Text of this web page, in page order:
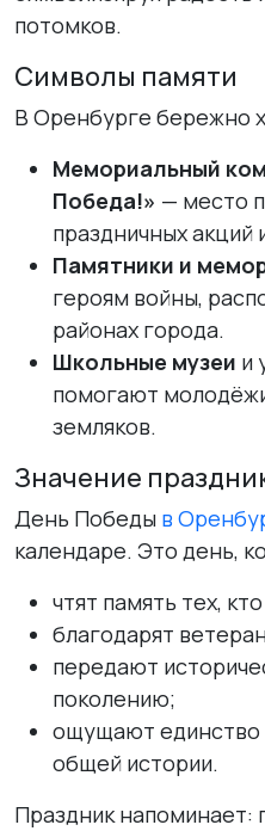
потомков.
Символы памяти
В Оренбурге бережно
Мемориальный
Победа!» — место
праздничных акций
Памятники и
героям войны,
районах города.
Школьные музеи и
помогают
земляков.
Значение
День Победы в
календаре. Это день,
чтят память тех,
благодарят
передают
поколению;
ощущают единство
общей истории.
Праздник